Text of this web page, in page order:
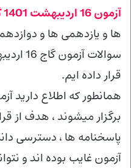
آزمون 16 اردیبهشت 1401 گاج :
ها و یازدهمی ها و
قرار داده ایم.
برگزار میشوند ، هدف از
پاسخنامه ها ، دسترسی
آزمون غایب بوده اند و